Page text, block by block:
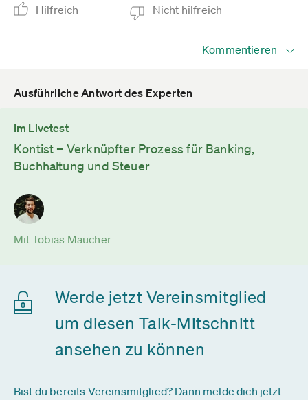
Hilfreich Nicht hilfreich
Kommentieren
Ausführliche Antwort des Experten
Im Livetest
Kontist – Verknüpfter Prozess für Banking,
Buchhaltung und Steuer
Mit Tobias Maucher
Werde jetzt Vereinsmitglied
um diesen Talk-Mitschnitt
ansehen zu können
Bist du bereits Vereinsmitglied? Dann melde dich jetzt